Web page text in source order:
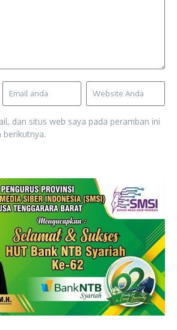
dan situs web saya pada peramban ini
berikutnya.